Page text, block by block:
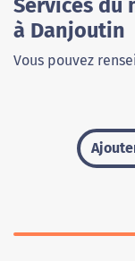
Services du
à Danjoutin
Vous pouvez